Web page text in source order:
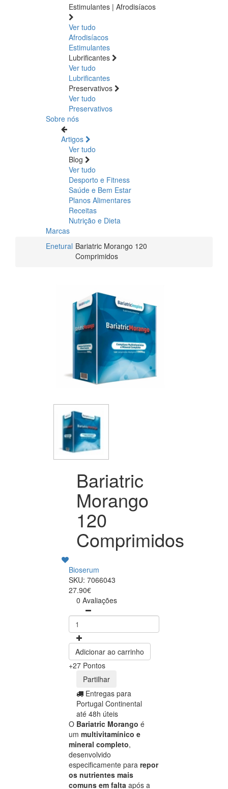
Estimulantes | Afrodisíacos
Ver tudo
Afrodisíacos
Estimulantes
Lubrificantes
Ver tudo
Lubrificantes
Preservativos
Ver tudo
Preservativos
Sobre nós
Artigos
Ver tudo
Blog
Ver tudo
Desporto e Fitness
Saúde e Bem Estar
Planos Alimentares
Receitas
Nutrição e Dieta
Marcas
Enetural Bariatric Morango 120
Comprimidos
Bariatric
Morango
120
Comprimidos
Bioserum
SKU: 7066043
27.90€
0 Avaliações
Adicionar ao carrinho
+27 Pontos
Partilhar
Entregas para
Portugal Continental
até 48h úteis
O Bariatric Morango é
um multivitamínico e
mineral completo,
desenvolvido
especificamente para repor
os nutrientes mais
comuns em falta após a